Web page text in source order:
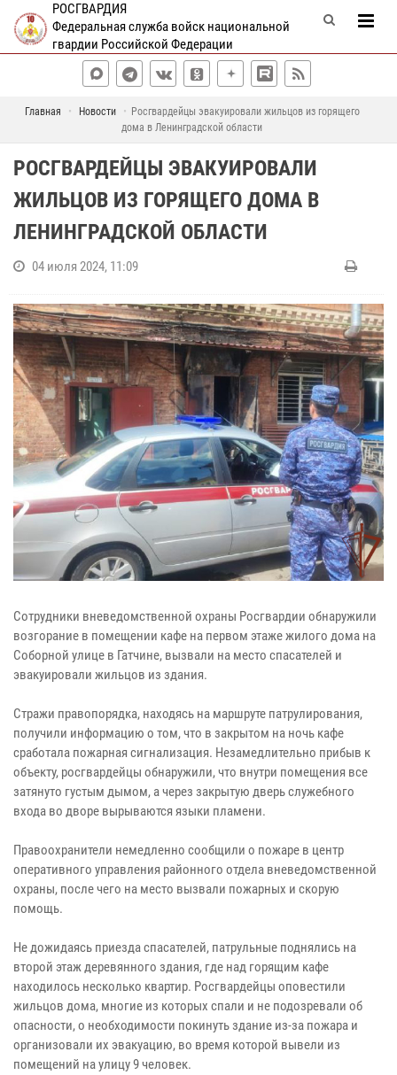
РОСГВАРДИЯ
Федеральная служба войск национальной
гвардии Российской Федерации
Главная Новости
Росгвардейцы эвакуировали жильцов из горящего
дома в Ленинградской области
РОСГВАРДЕЙЦЫ ЭВАКУИРОВАЛИ
ЖИЛЬЦОВ ИЗ ГОРЯЩЕГО ДОМА В
ЛЕНИНГРАДСКОЙ ОБЛАСТИ
04 июля 2024, 11:09
Сотрудники вневедомственной охраны Росгвардии обнаружили
возгорание в помещении кафе на первом этаже жилого дома на
Соборной улице в Гатчине, вызвали на место спасателей и
эвакуировали жильцов из здания.
Стражи правопорядка, находясь на маршруте патрулирования,
получили информацию о том, что в закрытом на ночь кафе
сработала пожарная сигнализация. Незамедлительно прибыв к
объекту, росгвардейцы обнаружили, что внутри помещения все
затянуто густым дымом, а через закрытую дверь служебного
входа во дворе вырываются языки пламени.
Правоохранители немедленно сообщили о пожаре в центр
оперативного управления районного отдела вневедомственной
охраны, после чего на место вызвали пожарных и скорую
помощь.
Не дожидаясь приезда спасателей, патрульные поднялись на
второй этаж деревянного здания, где над горящим кафе
находилось несколько квартир. Росгвардейцы оповестили
жильцов дома, многие из которых спали и не подозревали об
опасности, о необходимости покинуть здание из-за пожара и
организовали их эвакуацию, во время которой вывели из
помещений на улицу 9 человек.